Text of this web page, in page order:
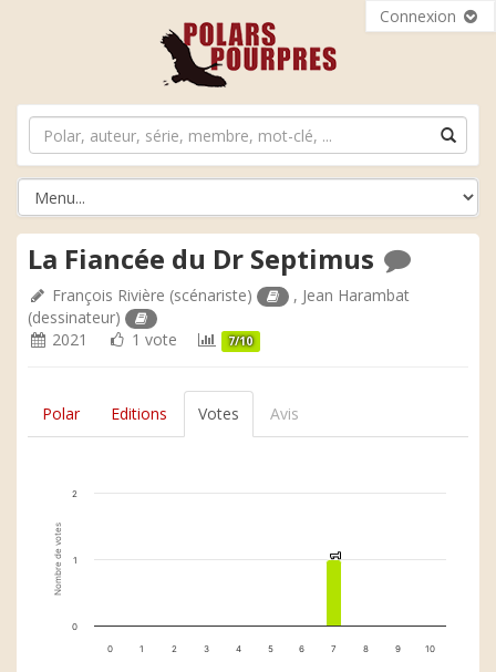
Connexion
La Fiancée du Dr Septimus
François Rivière (scénariste) , Jean Harambat
(dessinateur)
2021
1 vote 7/10
Polar Editions Votes Avis
Nombre de votes 1
1
0 1 2 3 4 5 6 7 8 9 10
0
1
2